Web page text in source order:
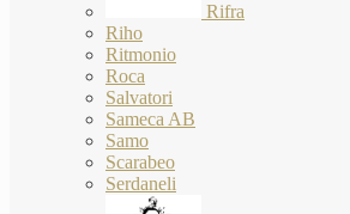
Rifra
Riho
Ritmonio
Roca
Salvatori
Sameca AB
Samo
Scarabeo
Serdaneli